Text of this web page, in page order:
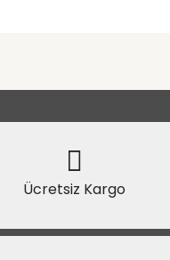
Ücretsiz Kargo